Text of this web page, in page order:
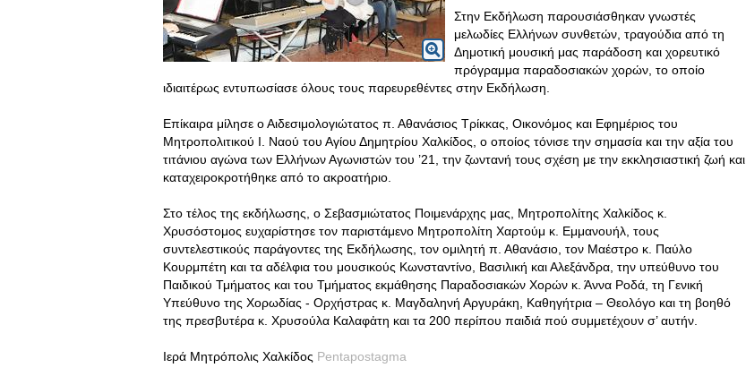
Στην Εκδήλωση παρουσιάσθηκαν γνωστές
μελωδίες Ελλήνων συνθετών, τραγούδια από τη
Δημοτική μουσική μας παράδοση και χορευτικό
πρόγραμμα παραδοσιακών χορών, το οποίο
ιδιαιτέρως εντυπωσίασε όλους τους παρευρεθέντες στην Εκδήλωση.
Επίκαιρα μίλησε ο Αιδεσιμολογιώτατος π. Αθανάσιος Τρίκκας, Οικονόμος και Εφημέριος του
Μητροπολιτικού Ι. Ναού του Αγίου Δημητρίου Χαλκίδος, ο οποίος τόνισε την σημασία και την αξία του
τιτάνιου αγώνα των Ελλήνων Αγωνιστών του ’21, την ζωντανή τους σχέση με την εκκλησιαστική ζωή και
καταχειροκροτήθηκε από το ακροατήριο.
Στο τέλος της εκδήλωσης, ο Σεβασμιώτατος Ποιμενάρχης μας, Μητροπολίτης Χαλκίδος κ.
Χρυσόστομος ευχαρίστησε τον παριστάμενο Μητροπολίτη Χαρτούμ κ. Εμμανουήλ, τους
συντελεστικούς παράγοντες της Εκδήλωσης, τον ομιλητή π. Αθανάσιο, τον Μαέστρο κ. Παύλο
Κουρμπέτη και τα αδέλφια του μουσικούς Κωνσταντίνο, Βασιλική και Αλεξάνδρα, την υπεύθυνο του
Παιδικού Τμήματος και του Τμήματος εκμάθησης Παραδοσιακών Χορών κ. Άννα Ροδά, τη Γενική
Υπεύθυνο της Χορωδίας - Ορχήστρας κ. Μαγδαληνή Αργυράκη, Καθηγήτρια – Θεολόγο και τη βοηθό
της πρεσβυτέρα κ. Χρυσούλα Καλαφἀτη και τα 200 περίπου παιδιά πού συμμετέχουν σ’ αυτήν.
Ιερά Μητρόπολις Χαλκίδος Pentapostagma